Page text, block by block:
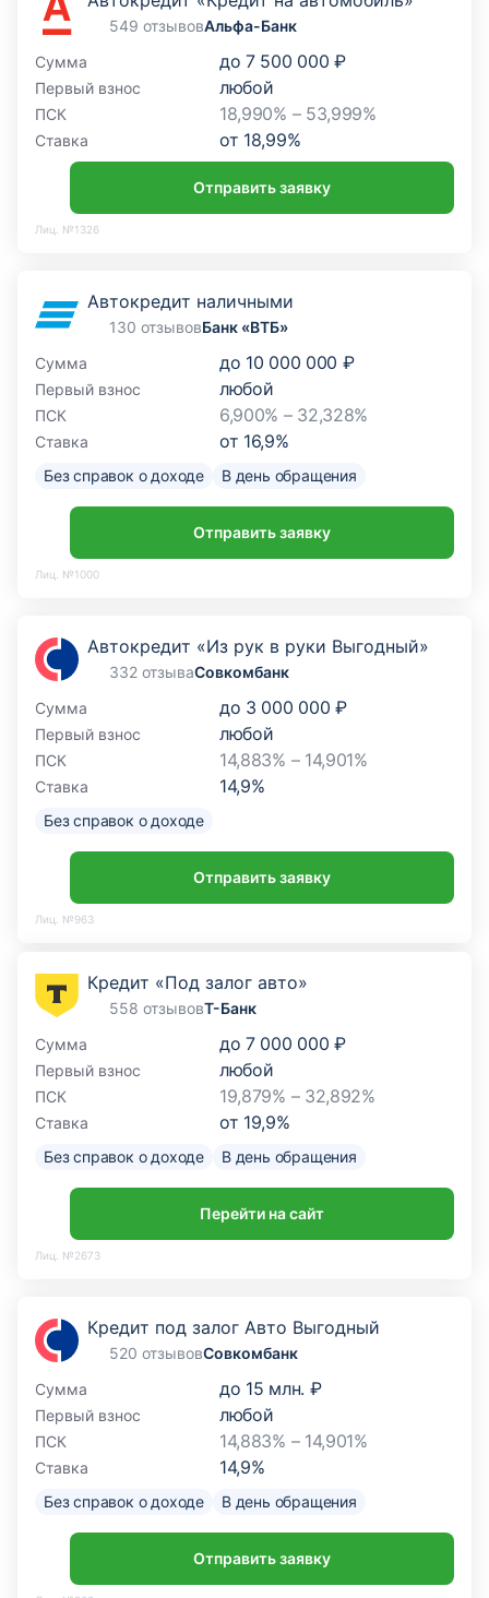
549 отзывовАльфа-Банк
Сумма
до 7 500 000 ₽
Первый взнос любой
ПСК 18,990% – 53,999%
Ставка от 18,99%
Отправить заявку
Лиц. №1326
Автокредит наличными
130 отзывовБанк «ВТБ»
Сумма
до 10 000 000 ₽
Первый взнос любой
ПСК 6,900% – 32,328%
Ставка от 16,9%
Без справок о доходе В день обращения
Отправить заявку
Лиц. №1000
Автокредит «Из рук в руки Выгодный»
332 отзываСовкомбанк
Сумма
до 3 000 000 ₽
Первый взнос любой
ПСК 14,883% – 14,901%
Ставка 14,9%
Без справок о доходе
Отправить заявку
Лиц. №963
Кредит «Под залог авто»
558 отзывовТ-Банк
Сумма
до 7 000 000 ₽
Первый взнос любой
ПСК 19,879% – 32,892%
Ставка от 19,9%
Без справок о доходе В день обращения
Перейти на сайт
Лиц. №2673
Кредит под залог Авто Выгодный
520 отзывовСовкомбанк
Сумма
до 15 млн. ₽
Первый взнос любой
ПСК 14,883% – 14,901%
Ставка 14,9%
Без справок о доходе В день обращения
Отправить заявку